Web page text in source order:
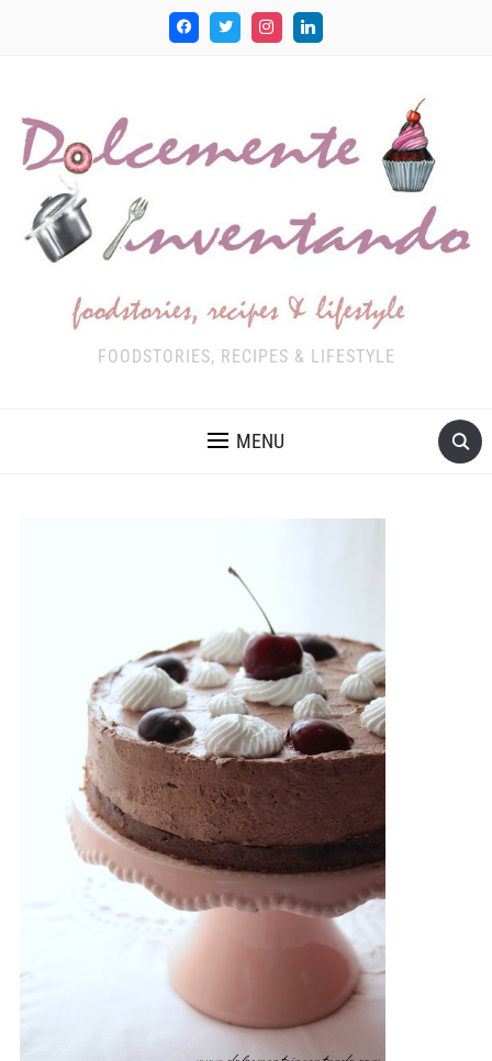
FOODSTORIES, RECIPES & LIFESTYLE
MENU